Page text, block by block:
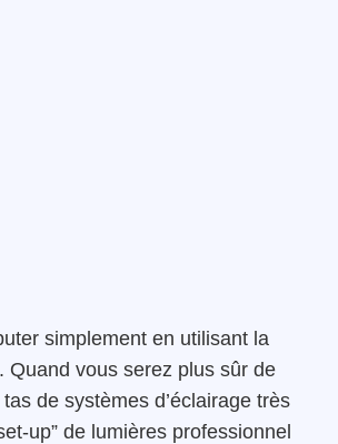
simplement en utilisant la
Quand vous serez plus sûr de
de systèmes d’éclairage très
up” de lumières professionnel